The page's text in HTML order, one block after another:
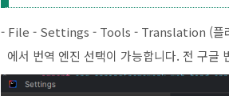
- File - Settings - Tools - Translation (플
에서 번역 엔진 선택이 가능합니다. 전 구글